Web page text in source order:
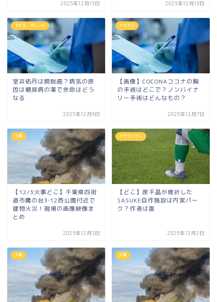
2025年12月13日 2025年12月13日
モデル・タレント
室井佑月は膀胱癌？病気の原
因は糖尿病の薬で余命はどう
なる
2025年12月9日
アイドル
【画像】COCONAココナの胸
の手術はどこで？ノンバイナ
リー手術はどんなもの？
2025年12月7日
火事
【12/3火事どこ】千葉県四街
道市鷹の台3‐12西公園付近で
建物火災！現場の画像映像ま
とめ
2025年12月3日
アナウンサー
【どこ】原千晶が骨折した
SASUKE自作施設は内宮パー
ク？作者は誰
2025年12月2日
火事 火事